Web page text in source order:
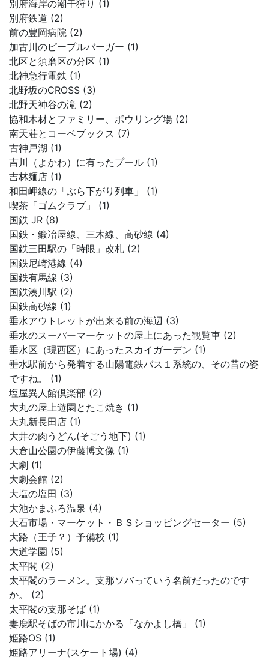
別府海岸の潮干狩り (1)
別府鉄道 (2)
前の豊岡病院 (2)
加古川のピープルバーガー (1)
北区と須磨区の分区 (1)
北神急行電鉄 (1)
北野坂のCROSS (3)
北野天神谷の滝 (2)
協和木材とファミリー、ボウリング場 (2)
南天荘とコーベブックス (7)
古神戸湖 (1)
吉川（よかわ）に有ったプール (1)
吉林麺店 (1)
和田岬線の「ぶら下がり列車」 (1)
喫茶「ゴムクラブ」 (1)
国鉄 JR (8)
国鉄・鍛冶屋線、三木線、高砂線 (4)
国鉄三田駅の「時限」改札 (2)
国鉄尼崎港線 (4)
国鉄有馬線 (3)
国鉄湊川駅 (2)
国鉄高砂線 (1)
垂水アウトレットが出来る前の海辺 (3)
垂水のスーパーマーケットの屋上にあった観覧車 (2)
垂水区（現西区）にあったスカイガーデン (1)
垂水駅前から発着する山陽電鉄バス１系統の、その昔の姿
ですね。 (1)
塩屋異人館倶楽部 (2)
大丸の屋上遊園とたこ焼き (1)
大丸新長田店 (1)
大井の肉うどん(そごう地下) (1)
大倉山公園の伊藤博文像 (1)
大劇 (1)
大劇会館 (2)
大塩の塩田 (3)
大池かまふろ温泉 (4)
大石市場・マーケット・ＢＳショッピングセーター (5)
大路（王子？）予備校 (1)
大道学園 (5)
太平閣 (2)
太平閣のラーメン。支那ソバっていう名前だったのです
か。 (2)
太平閣の支那そば (1)
妻鹿駅そばの市川にかかる「なかよし橋」 (1)
姫路OS (1)
姫路アリーナ(スケート場) (4)